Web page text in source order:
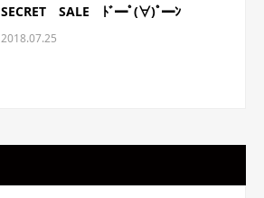
SECRET SALE ﾄﾞ━ﾟ(∀)ﾟ━ﾝ
2018.07.25